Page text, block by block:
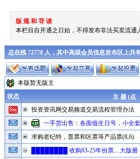
版 规 和 导 读
本栏目自开通之日始，不得发布非法买卖流
总在线 72778 人，其中高级会员信息发布区上共
本版暂无版主
状态
主 题 (点
投资资讯网交易频道交易流程管理办法
一手货出售：各面值生日号，小全
求购老纪特，普票和区票等产品票(8,6)
████████ 收购83-25年份票....大版册